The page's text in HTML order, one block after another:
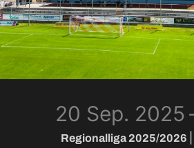
20 Sep. 2025
Regionalliga 2025/2026